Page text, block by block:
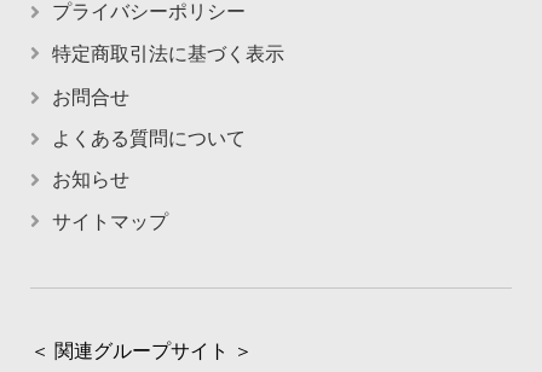
プライバシーポリシー
特定商取引法に基づく表示
お問合せ
よくある質問について
お知らせ
サイトマップ
＜ 関連グループサイト ＞